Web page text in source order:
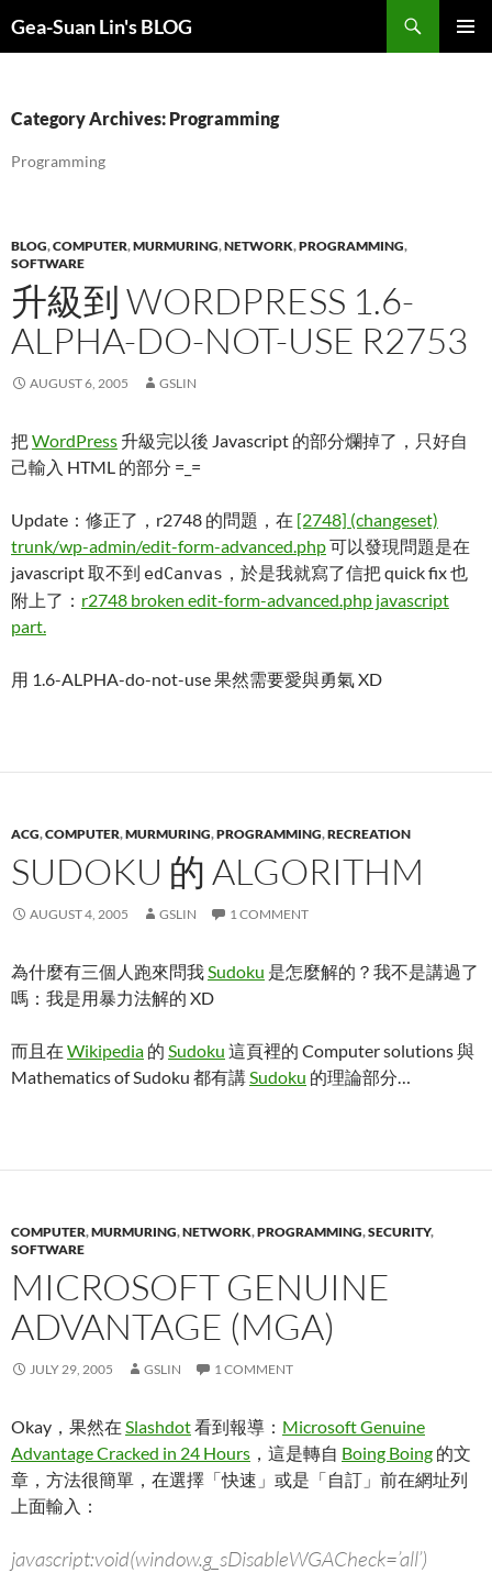
Gea-Suan Lin's BLOG
Category Archives: Programming
Programming
BLOG,COMPUTER,MURMURING,NETWORK,PROGRAMMING,
SOFTWARE
升級到 WORDPRESS 1.6-
ALPHA-DO-NOT-USE R2753
AUGUST 6, 2005 GSLIN
把WordPress 升級完以後 Javascript 的部分爛掉了，只好自
己輸入 HTML 的部分 =_=
Update：修正了，r2748 的問題，在 [2748] (changeset)
trunk/wp-admin/edit-form-advanced.php可以發現問題是在
javascript 取不到 edCanvas ，於是我就寫了信把 quick fix 也
附上了： r2748 broken edit-form-advanced.php javascript
part.
用 1.6-ALPHA-do-not-use 果然需要愛與勇氣 XD
ACG,COMPUTER,MURMURING,PROGRAMMING,RECREATION
SUDOKU 的 ALGORITHM
AUGUST 4, 2005 GSLIN 1 COMMENT
為什麼有三個人跑來問我Sudoku 是怎麼解的？我不是講過了
嗎：我是用暴力法解的 XD
而且在 Wikipedia 的 Sudoku 這頁裡的 Computer solutions 與
Mathematics of Sudoku 都有講Sudoku 的理論部分…
COMPUTER,MURMURING,NETWORK,PROGRAMMING,SECURITY,
SOFTWARE
MICROSOFT GENUINE
ADVANTAGE (MGA)
JULY 29, 2005 GSLIN 1 COMMENT
Okay，果然在 Slashdot看到報導： Microsoft Genuine
Advantage Cracked in 24 Hours ，這是轉自 Boing Boing 的文
章，方法很簡單，在選擇「快速」或是「自訂」前在網址列
上面輸入：
javascript:void(window.g_sDisableWGACheck=’all’)